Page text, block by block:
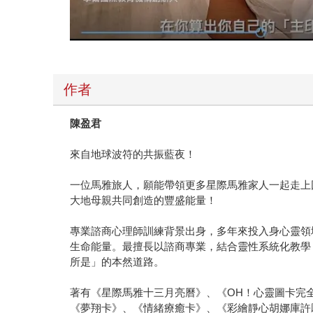
作者
陳盈君
來自地球波符的共振藍夜！
一位馬雅旅人，願能帶領更多星際馬雅家人一起走
大地母親共同創造的豐盛能量！
專業諮商心理師訓練背景出身，多年來投入身心靈
生命能量。最擅長以諮商專業，結合靈性系統化教
所是」的本然道路。
著有《星際馬雅十三月亮曆》、《OH！心靈圖卡
《夢翔卡》、《情緒療癒卡》、《彩繪靜心胡娜庫